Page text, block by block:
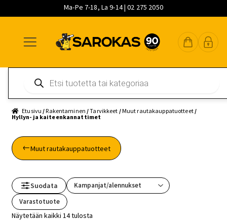
Ma-Pe 7-18, La 9-14 | 02 275 2050
navigointiin
sisältöön
pääsisältöön
search
Etusivu /Rakentaminen /Tarvikkeet /Muut rautakauppatuotteet/
Hyllyn- ja kaiteenkannattimet
Muut rautakauppatuotteet
Suodata
Varastotuote
Näytetään kaikki 14 tulosta